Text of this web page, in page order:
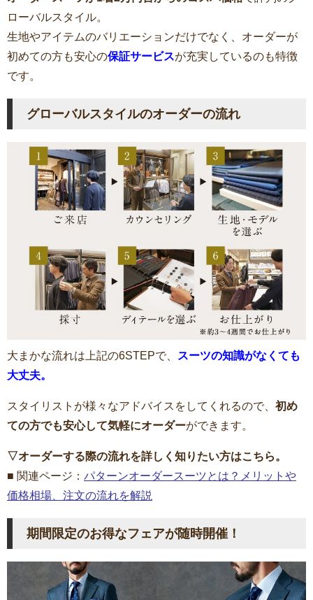
ローバルスタイル。
生地やアイテムのバリエーションだけでなく、オーダーが
初めての方も安心の保証サービスが充実しているのも特徴
です。
グローバルスタイルのオーダーの流れ
大まかな流れは上記の6STEPで、
スーツの知識がなくても
大丈夫。
スタイリストが様々なアドバイスをしてくれるので、 初め
ての方でも安心して気軽にオーダーができます。
▽オーダーする際の流れを詳しく 知りたい方はこちら。
■ 関連ページ： パターンオーダースーツとは？メリットや
価格相場、注文の流れを解説
期間限定のお得なフェアが随時開催！